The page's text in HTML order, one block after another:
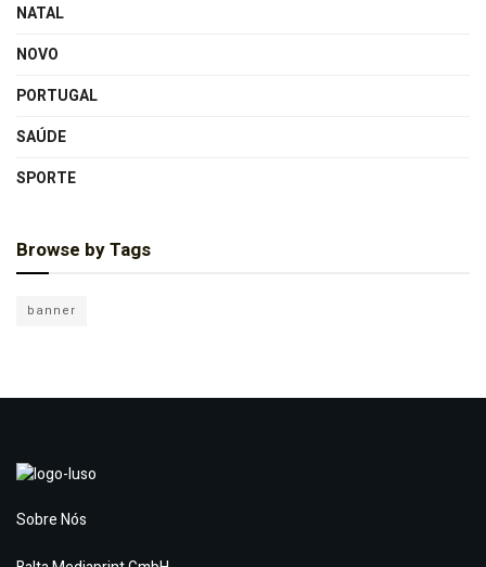
NATAL
NOVO
PORTUGAL
SAÚDE
SPORTE
Browse by Tags
banner
Sobre Nós